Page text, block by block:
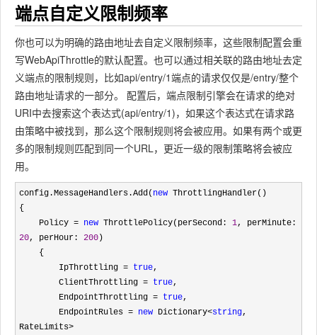
端点自定义限制频率
你也可以为明确的路由地址去自定义限制频率，这些限制配置会重
写WebApiThrottle的默认配置。也可以通过相关联的路由地址去定
义端点的限制规则，比如api/entry/1端点的请求仅仅是/entry/整个
路由地址请求的一部分。 配置后，端点限制引擎会在请求的绝对
URI中去搜索这个表达式(api/entry/1)，如果这个表达式在请求路
由策略中被找到，那么这个限制规则将会被应用。如果有两个或更
多的限制规则匹配到同一个URL，更近一级的限制策略将会被应
用。
config.MessageHandlers.Add( new ThrottlingHandler()
{
    Policy
= new ThrottlePolicy(perSecond: 1
20, perHour: 200 )
        IpThrottling
= true,
        ClientThrottling
= true,
        EndpointThrottling
= true,
        EndpointRules
= new Dictionary<string,
RateLimits>